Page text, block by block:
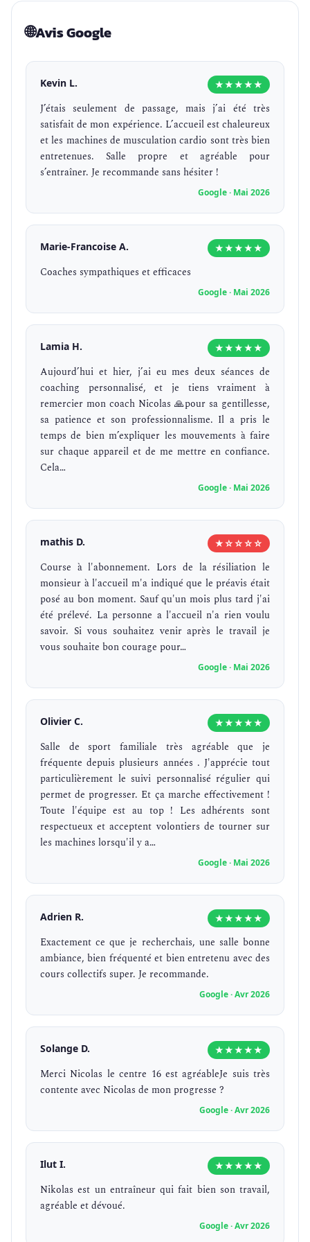
🌐Avis Google
Kevin L. ★★★★★
J’étais seulement de passage, mais j’ai été très
satisfait de mon expérience. L’accueil est chaleureux
et les machines de musculation cardio sont très bien
entretenues. Salle propre et agréable pour
s’entraîner. Je recommande sans hésiter !
Google · Mai 2026
Marie-Francoise A. ★★★★★
Coaches sympathiques et efficaces
Google · Mai 2026
Lamia H. ★★★★★
Aujourd’hui et hier, j’ai eu mes deux séances de
coaching personnalisé, et je tiens vraiment à
remercier mon coach Nicolas 🙏pour sa gentillesse,
sa patience et son professionnalisme. Il a pris le
temps de bien m’expliquer les mouvements à faire
sur chaque appareil et de me mettre en confiance.
Cela…
Google · Mai 2026
mathis D. ★☆☆☆☆
Course à l'abonnement. Lors de la résiliation le
monsieur à l'accueil m'a indiqué que le préavis était
posé au bon moment. Sauf qu'un mois plus tard j'ai
été prélevé. La personne a l'accueil n'a rien voulu
savoir. Si vous souhaitez venir après le travail je
vous souhaite bon courage pour…
Google · Mai 2026
Olivier C. ★★★★★
Salle de sport familiale très agréable que je
fréquente depuis plusieurs années . J'apprécie tout
particulièrement le suivi personnalisé régulier qui
permet de progresser. Et ça marche effectivement !
Toute l'équipe est au top ! Les adhérents sont
respectueux et acceptent volontiers de tourner sur
les machines lorsqu'il y a…
Google · Mai 2026
Adrien R. ★★★★★
Exactement ce que je recherchais, une salle bonne
ambiance, bien fréquenté et bien entretenu avec des
cours collectifs super. Je recommande.
Google · Avr 2026
Solange D. ★★★★★
Merci Nicolas le centre 16 est agréableJe suis très
contente avec Nicolas de mon progresse ?
Google · Avr 2026
Ilut I. ★★★★★
Nikolas est un entraîneur qui fait bien son travail,
agréable et dévoué.
Google · Avr 2026